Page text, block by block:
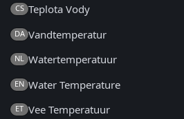
CS Teplota Vody
DA Vandtemperatur
NL Watertemperatuur
EN Water Temperature
ET Vee Temperatuur